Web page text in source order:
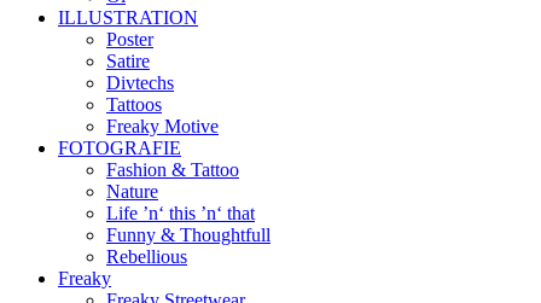
ILLUSTRATION
Poster
Satire
Divtechs
Tattoos
Freaky Motive
FOTOGRAFIE
Fashion & Tattoo
Nature
Life ’n‘ this ’n‘ that
Funny & Thoughtfull
Rebellious
Freaky